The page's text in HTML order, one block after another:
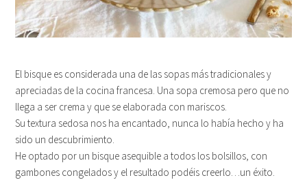
El bisque es considerada una de las sopas más tradicionales y
apreciadas de la cocina francesa. Una sopa cremosa pero que no
llega a ser crema y que se elaborada con mariscos.
Su textura sedosa nos ha encantado, nunca lo había hecho y ha
sido un descubrimiento.
He optado por un bisque asequible a todos los bolsillos, con
gambones congelados y el resultado podéis creerlo…un éxito.